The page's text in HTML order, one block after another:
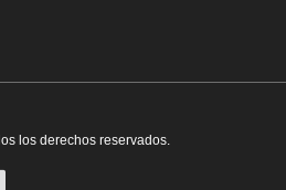
los derechos reservados.